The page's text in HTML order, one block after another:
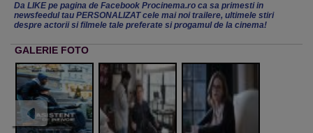
Da LIKE pe pagina de Facebook Procinema.ro ca sa primesti in
newsfeedul tau PERSONALIZAT cele mai noi trailere, ultimele stiri
despre actorii si filmele tale preferate si progamul de la cinema!
GALERIE FOTO